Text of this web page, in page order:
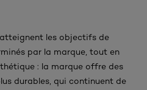
atteignent les objectifs de
par la marque, tout en
: la marque offre des
durables, qui continuent de